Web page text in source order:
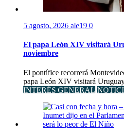
5 agosto, 2026 ale19 0
El papa León XIV visitará
noviembre
El pontífice recorrerá
papa León XIV visitará
INTERÉS GENERAL